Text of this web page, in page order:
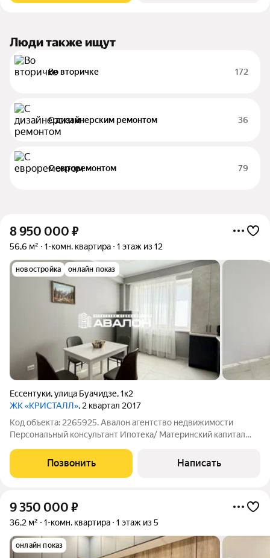
Люди также ищут
Во вторичке 172
С дизайнерским ремонтом 36
С евроремонтом 79
8 950 000 ₽
56,6 м² 1-комн. квартира 1 этаж из 12
новостройка онлайн показ
Ессентуки,улица Буачидзе,1к2
ЖК «КРИСТАЛЛ», 2 квартал 2017
Код объекта: 2265925. Авалон агентство недвижимости
Персональный консультант Ипотека/ Материнский капитал
Курортного парка. Высокий первый этаж; Просторный холл с
нишей под гардеробную;
Позвонить Написать
9 350 000 ₽
36,2 м² 1-комн. квартира 1 этаж из 5
онлайн показ